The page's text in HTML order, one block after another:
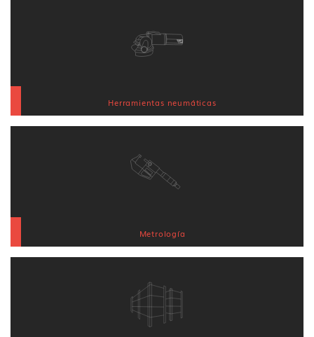
Herramientas neumáticas
Metrología